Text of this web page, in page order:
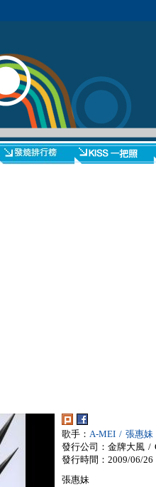
歌手： A-MEI / 張惠妹
發行公司：金牌大風 /
發行時間：2009/06/26
張惠妹